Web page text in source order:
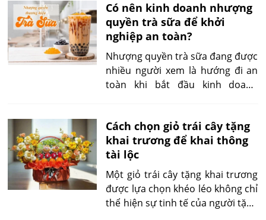
bản chất, đặc điểm, lợi ích và rủi
ro của nhượng quyền thương mại
giúp người học có nền tảng tư
duy đúng đắn trước khi so sánh
với các hình thức kinh doanh khác
hoặc đưa ra quyết định trong
Có nên kinh doanh nhượng
quyền trà sữa để khởi
nghiệp an toàn?
Nhượng quyền trà sữa đang được
nhiều người xem là hướng đi an
toàn khi bắt đầu kinh doanh
quy trình vận hành chuẩn hóa,
hình thức này giúp giảm rủi ro
cho người mới. Tuy nhiên, không
phải ai cũng phù hợp, và không
phải thương hiệu nào cũng đáng
đầu tư nếu không đánh giá kỹ
lưỡng.
Cách chọn giỏ trái cây tặng
khai trương để khai thông
tài lộc
Một giỏ trái cây tặng khai trương
được lựa chọn khéo léo không chỉ
thể hiện sự tinh tế của người tặng